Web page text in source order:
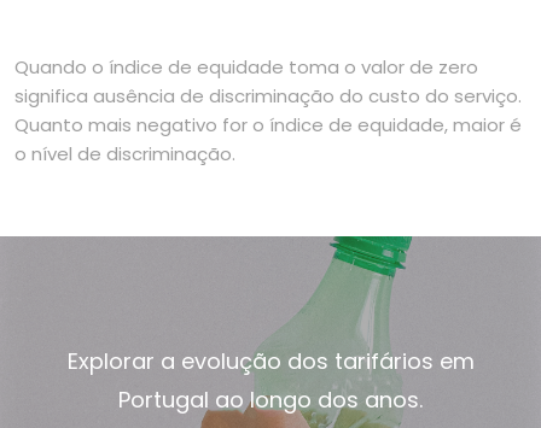
Quando o índice de equidade toma o valor de zero
significa ausência de discriminação do custo do serviço.
Quanto mais negativo for o índice de equidade, maior é
o nível de discriminação.
Explorar a evolução dos tarifários em
Portugal ao longo dos anos.